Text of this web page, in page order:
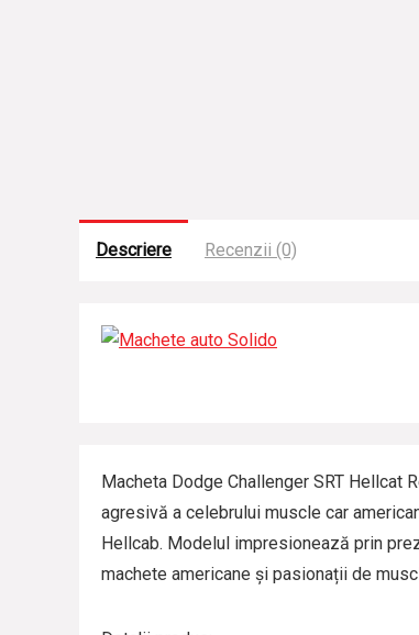
Descriere Recenzii (0)
Macheta Dodge Challenger SRT Hellcat
agresivă a celebrului muscle car
Hellcab. Modelul impresionează prin
machete americane și pasionații de